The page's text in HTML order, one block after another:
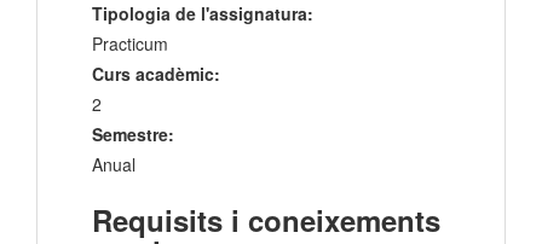
Tipologia de l'assignatura:
Practicum
Curs acadèmic:
2
Semestre:
Anual
Requisits i coneixements